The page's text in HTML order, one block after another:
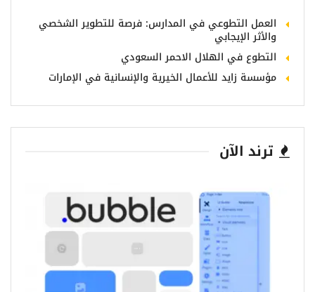
العمل التطوعي في المدارس: فرصة للتطوير الشخصي
والأثر الإيجابي
التطوع في الهلال الاحمر السعودي
مؤسسة زايد للأعمال الخيرية والإنسانية في الإمارات
ترند الآن